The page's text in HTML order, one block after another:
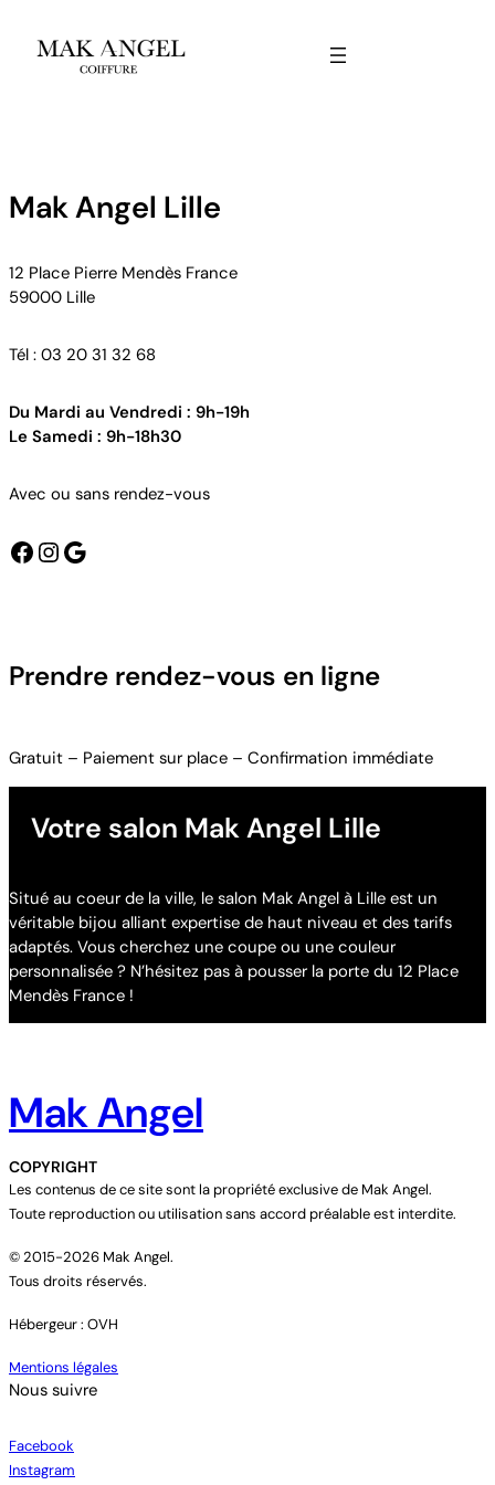
Mak Angel Lille
12 Place Pierre Mendès France
59000 Lille
Tél : 03 20 31 32 68
Du Mardi au Vendredi : 9h-19h
Le Samedi : 9h-18h30
Avec ou sans rendez-vous
Prendre rendez-vous en ligne
Gratuit – Paiement sur place – Confirmation immédiate
Votre salon Mak Angel Lille
Situé au coeur de la ville, le salon Mak Angel à Lille est un
véritable bijou alliant expertise de haut niveau et des tarifs
adaptés. Vous cherchez une coupe ou une couleur
personnalisée ? N’hésitez pas à pousser la porte du 12 Place
Mendès France !
Mak Angel
COPYRIGHT
Les contenus de ce site sont la propriété exclusive de Mak Angel.
Toute reproduction ou utilisation sans accord préalable est interdite.
© 2015-2026 Mak Angel.
Tous droits réservés.
Hébergeur : OVH
Mentions légales
Nous suivre
Facebook
Instagram